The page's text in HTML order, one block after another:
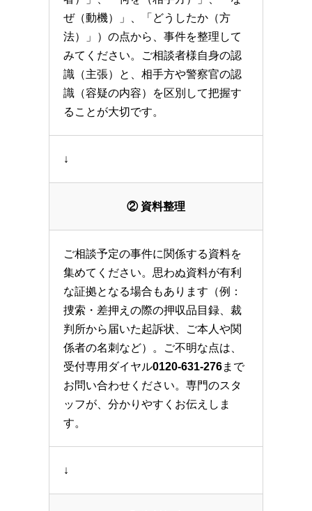
ぜ（動機）」、「どうしたか（方
法）」）の点から、事件を整理して
みてください。ご相談者様自身の認
識（主張）と、相手方や警察官の認
識（容疑の内容）を区別して把握す
ることが大切です。
↓
② 資料整理
ご相談予定の事件に関係する資料を
集めてください。思わぬ資料が有利
な証拠となる場合もあります（例：
捜索・差押えの際の押収品目録、裁
判所から届いた起訴状、ご本人や関
係者の名刺など）。ご不明な点は、
受付専用ダイヤル0120-631-276まで
お問い合わせください。専門のスタ
ッフが、分かりやすくお伝えしま
す。
↓